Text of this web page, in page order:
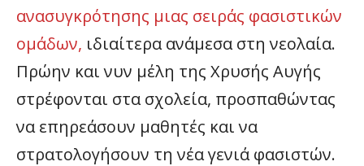
ανασυγκρότησης μιας σειράς φασιστικών
ομάδων, ιδιαίτερα ανάμεσα στη νεολαία.
Πρώην και νυν μέλη της Χρυσής Αυγής
στρέφονται στα σχολεία, προσπαθώντας
να επηρεάσουν μαθητές και να
στρατολογήσουν τη νέα γενιά φασιστών.